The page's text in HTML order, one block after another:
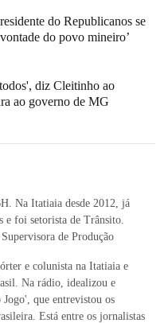
do Republicanos se
do povo mineiro’
diz Cleitinho ao
ao governo de MG
Na Itatiaia desde 2012, já
e foi setorista de Trânsito.
de Produção
e colunista na Itatiaia e
Na rádio, idealizou e
que entrevistou os
Está entre os jornalistas